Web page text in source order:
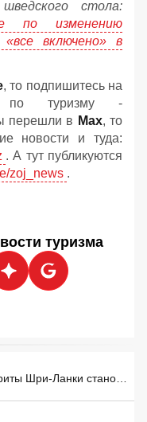
стола:
по изменению
включено» в
, то подпишитесь на
по туризму -
перешли в Мах, то
новости и туда:
. А тут публикуются
zoj_news .
туризма